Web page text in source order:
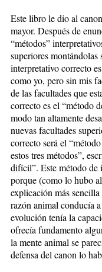
Este libro le dio al
mayor. Después de
“métodos”
superiores montándolas
interpretativo correcto
como yo, pero sin mis
de las facultades que
correcto es el “método
modo tan altamente
nuevas facultades
correcto será el
estos tres métodos”,
difícil”. Este método de
porque (como lo hubo
explicación más
razón animal conducía
evolución tenía la
ofrecía fundamento
la mente animal se
defensa del canon lo